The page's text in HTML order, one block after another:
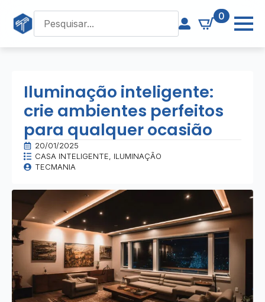
0
Iluminação inteligente:
crie ambientes perfeitos
para qualquer ocasião
20/01/2025
CASA INTELIGENTE
ILUMINAÇÃO
TECMANIA